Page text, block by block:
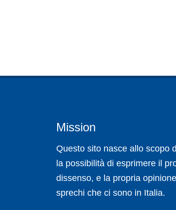
Mission
Questo sito nasce allo scopo
la possibilità di esprimere il
dissenso, e la propria
sprechi che ci sono in Italia.